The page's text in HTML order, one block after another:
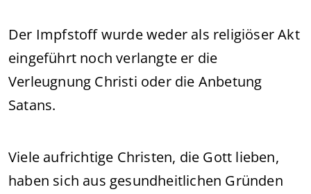
Der Impfstoff wurde weder als religiöser Akt
eingeführt noch verlangte er die
Verleugnung Christi oder die Anbetung
Satans.
Viele aufrichtige Christen, die Gott lieben,
haben sich aus gesundheitlichen Gründen